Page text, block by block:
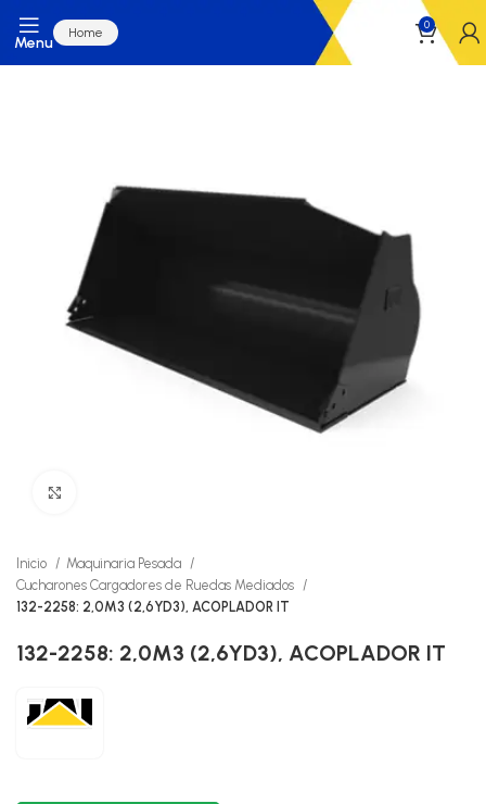
Menu
Home
0
Inicio
Maquinaria Pesada
Cucharones Cargadores de Ruedas Mediados
132-2258: 2,0M3 (2,6YD3), ACOPLADOR IT
132-2258: 2,0M3 (2,6YD3), ACOPLADOR IT